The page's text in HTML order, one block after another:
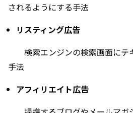
されるようにする手法
リスティング広告
検索エンジンの検索画面にテ
手法
アフィリエイト広告